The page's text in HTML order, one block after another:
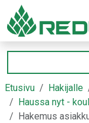
Siirry sivusisältöön
Etusivu Hakijalle
Haussa nyt -
Hakemus